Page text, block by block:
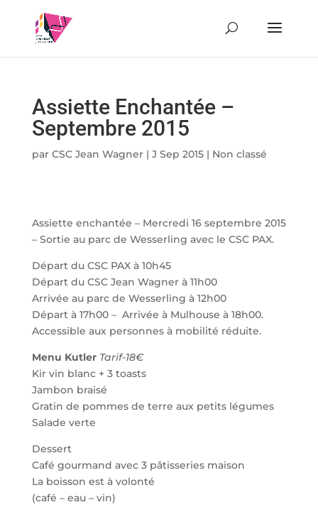
Assiette Enchantée –
Septembre 2015
par CSC Jean Wagner| J Sep 2015| Non classé
Assiette enchantée – Mercredi 16 septembre 2015
– Sortie au parc de Wesserling avec le CSC PAX.
Départ du CSC PAX à 10h45
Départ du CSC Jean Wagner à 11h00
Arrivée au parc de Wesserling à 12h00
Départ à 17h00 – Arrivée à Mulhouse à 18h00.
Accessible aux personnes à mobilité réduite.
Menu Kutler Tarif-18€
Kir vin blanc + 3 toasts
Jambon braisé
Gratin de pommes de terre aux petits légumes
Salade verte
Dessert
Café gourmand avec 3 pâtisseries maison
La boisson est à volonté
(café – eau – vin)